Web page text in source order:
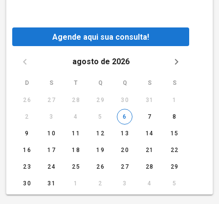
Agende aqui sua consulta!
agosto de 2026
D S T Q Q S S
26 27 28 29 30 31 1
2 3 4 5 6 7 8
9 10 11 12 13 14 15
16 17 18 19 20 21 22
23 24 25 26 27 28 29
30 31 1 2 3 4 5